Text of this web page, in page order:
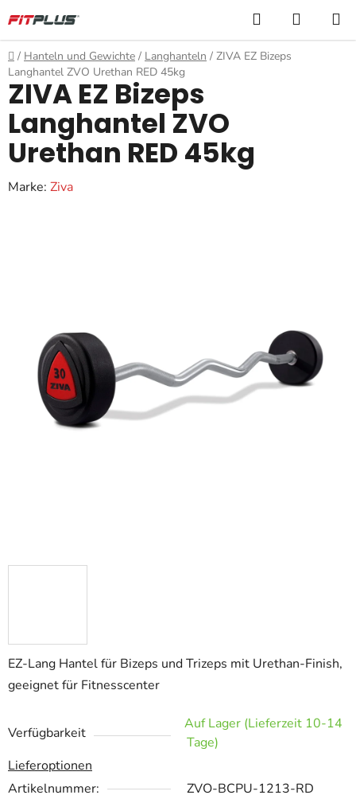
Inhalt
springen
Suchen
Startseite
/ Hanteln und Gewichte / Langhanteln / ZIVA EZ Bizeps
Langhantel ZVO Urethan RED 45kg
EZ-Lang Hantel für Bizeps und Trizeps mit Urethan-Finish,
geeignet für Fitnesscenter
Verfügbarkeit
Auf Lager (Lieferzeit 10-14
Tage)
Lieferoptionen
Artikelnummer:
ZVO-BCPU-1213-RD
ZIVA EZ Bizeps
Langhantel ZVO
Urethan RED 45kg
Marke: Ziva